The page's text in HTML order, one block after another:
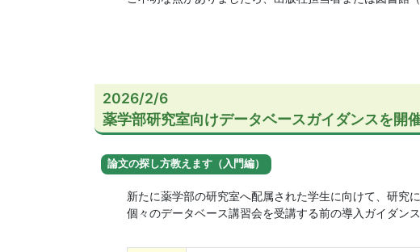
2026/2/6
薬学部研究室向けデータベースガイダンスを開催
論文の探し方教えます（入門編）
新たに薬学部の研究室へ配属された学生に向けて、研究
個々のデータベース講習会を受講する前の導入ガイダン